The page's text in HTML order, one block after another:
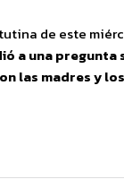
de este
a una pregunta
las madres y